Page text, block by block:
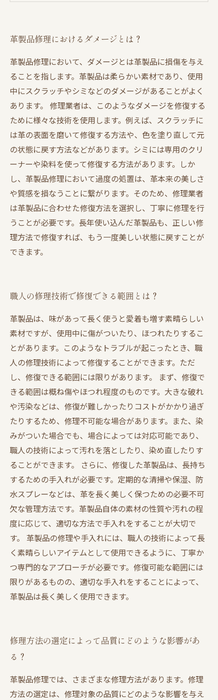
革製品修理におけるダメージとは？
革製品修理において、ダメージとは革製品に損傷を与え
ることを指します。革製品は柔らかい素材であり、使用
中にスクラッチやシミなどのダメージがあることがよく
あります。 修理業者は、このようなダメージを修復する
ために様々な技術を使用します。例えば、スクラッチに
は革の表面を磨いて修復する方法や、色を塗り直して元
の状態に戻す方法などがあります。シミには専用のクリ
ーナーや染料を使って修復する方法があります。しか
し、革製品修理において過度の処置は、革本来の美しさ
や質感を損なうことに繋がります。そのため、修理業者
は革製品に合わせた修復方法を選択し、丁寧に修理を行
うことが必要です。長年使い込んだ革製品も、正しい修
理方法で修復すれば、もう一度美しい状態に戻すことが
できます。
職人の修理技術で修復できる範囲とは？
革製品は、味があって長く使うと愛着も増す素晴らしい
素材ですが、使用中に傷がついたり、ほつれたりするこ
とがあります。このようなトラブルが起こったとき、職
人の修理技術によって修復することができます。ただ
し、修復できる範囲には限りがあります。 まず、修復で
きる範囲は概ね傷やほつれ程度のものです。大きな破れ
や汚染などは、修復が難しかったりコストがかかり過ぎ
たりするため、修理不可能な場合があります。また、染
みがついた場合でも、場合によっては対応可能であり、
職人の技術によって汚れを落としたり、染め直したりす
ることができます。 さらに、修復した革製品は、長持ち
するための手入れが必要です。定期的な清掃や保湿、防
水スプレーなどは、革を長く美しく保つための必要不可
欠な管理方法です。革製品自体の素材の性質や汚れの程
度に応じて、適切な方法で手入れをすることが大切で
す。 革製品の修理や手入れには、職人の技術によって長
く素晴らしいアイテムとして使用できるように、丁寧か
つ専門的なアプローチが必要です。修復可能な範囲には
限りがあるものの、適切な手入れをすることによって、
革製品は長く美しく使用できます。
修理方法の選定によって品質にどのような影響があ
る？
革製品修理では、さまざまな修理方法があります。修理
方法の選定は、修理対象の品質にどのような影響を与え